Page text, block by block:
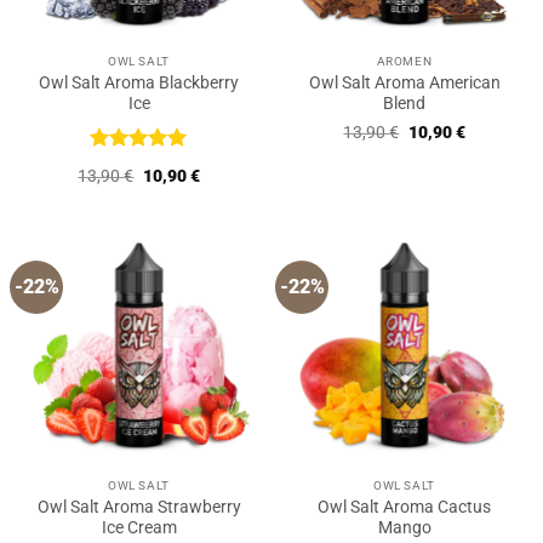
OWL SALT
Owl Salt Aroma Blackberry
Ice
Bewertet
mit 5 von
13,90€ Ursprünglicher
Preis
10,90€Aktueller
AROMEN
Owl Salt Aroma American
Blend
13,90€ Ursprünglicher
Preis
10,90€Aktueller
-22%
OWL SALT
Owl Salt Aroma Strawberry
Ice Cream
-22%
OWL SALT
Owl Salt Aroma Cactus
Mango